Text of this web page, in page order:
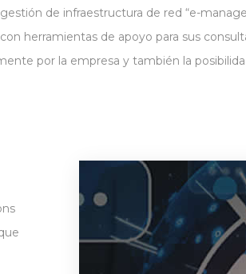
de infraestructura de red “e-
herramientas de apoyo para sus
por la empresa y también la